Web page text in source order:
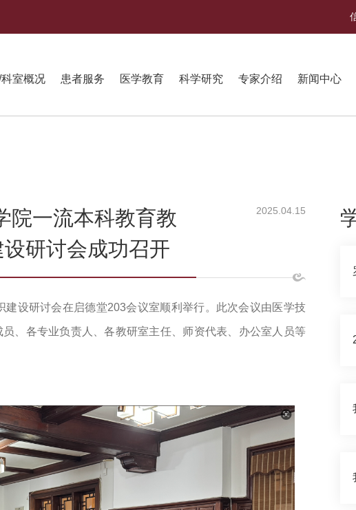
科室概况 患者服务 医学教育 科学研究 专家介绍 新闻中心
院一流本科教育教
研讨会成功召开
2025.04.15
设研讨会在启德堂203会议室顺利举行。此次会议由医学技
、各专业负责人、各教研室主任、师资代表、办公室人员等